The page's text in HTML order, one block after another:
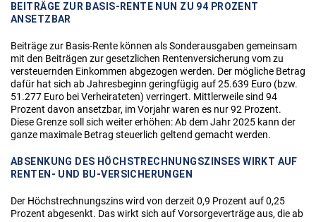
BEITRÄGE ZUR BASIS-RENTE NUN ZU 94 PROZENT
ANSETZBAR
Beiträge zur Basis-Rente können als Sonderausgaben gemeinsam
mit den Beiträgen zur gesetzlichen Rentenversicherung vom zu
versteuernden Einkommen abgezogen werden. Der mögliche Betrag
dafür hat sich ab Jahresbeginn geringfügig auf 25.639 Euro (bzw.
51.277 Euro bei Verheirateten) verringert. Mittlerweile sind 94
Prozent davon ansetzbar, im Vorjahr waren es nur 92 Prozent.
Diese Grenze soll sich weiter erhöhen: Ab dem Jahr 2025 kann der
ganze maximale Betrag steuerlich geltend gemacht werden.
ABSENKUNG DES HÖCHSTRECHNUNGSZINSES WIRKT AUF
RENTEN- UND BU-VERSICHERUNGEN
Der Höchstrechnungszins wird von derzeit 0,9 Prozent auf 0,25
Prozent abgesenkt. Das wirkt sich auf Vorsorgeverträge aus, die ab